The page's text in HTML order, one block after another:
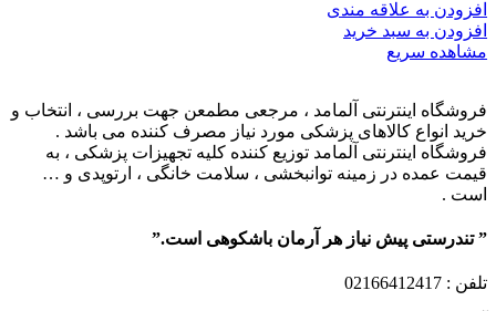
افزودن به علاقه مندی
افزودن به سبد خرید
مشاهده سریع
فروشگاه اینترنتی آلمامد ، مرجعی مطمعن جهت بررسی ، انتخاب و
خرید انواع کالاهای پزشکی مورد نیاز مصرف کننده می باشد .
فروشگاه اینترنتی آلمامد توزیع کننده کلیه تجهیزات پزشکی ، به
قیمت عمده در زمینه توانبخشی ، سلامت خانگی ، ارتوپدی و …
است .
” تندرستی پیش نیاز هر آرمان باشکوهی است.”
تلفن : 02166412417